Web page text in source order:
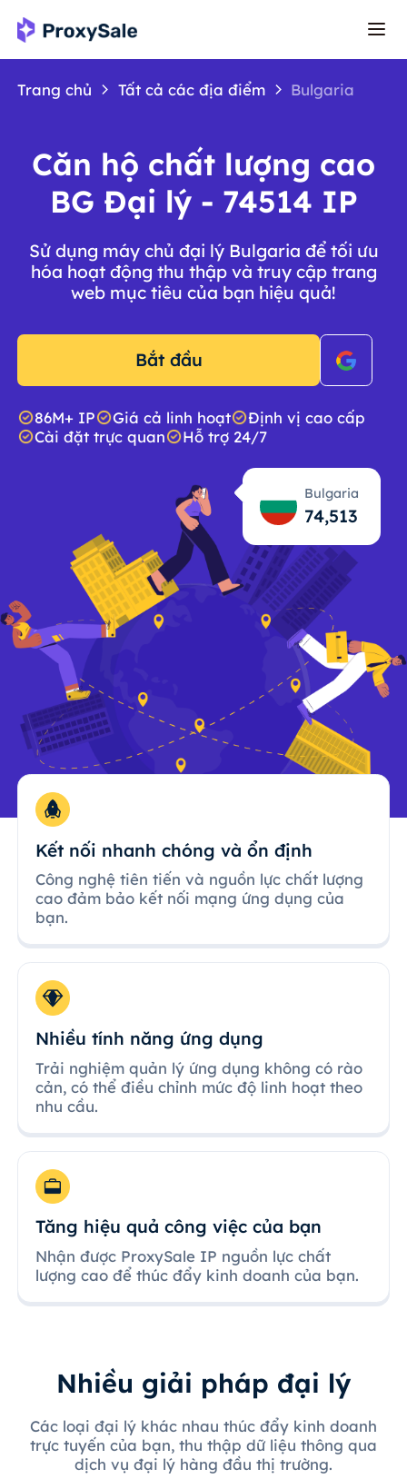
Trang chủ Tất cả các địa điểm Bulgaria
Căn hộ chất lượng cao
BG Đại lý - 74514 IP
Sử dụng máy chủ đại lý Bulgaria để tối ưu
hóa hoạt động thu thập và truy cập trang
web mục tiêu của bạn hiệu quả!
Bắt đầu
86M+ IP Giá cả linh hoạt
Định vị cao cấp
Cài đặt trực quan
Hỗ trợ 24/7
Bulgaria
74,514
Kết nối nhanh chóng và ổn định
Công nghệ tiên tiến và nguồn lực chất lượng
cao đảm bảo kết nối mạng ứng dụng của
bạn.
Nhiều tính năng ứng dụng
Trải nghiệm quản lý ứng dụng không có rào
cản, có thể điều chỉnh mức độ linh hoạt theo
nhu cầu.
Tăng hiệu quả công việc của bạn
Nhận được ProxySale IP nguồn lực chất
lượng cao để thúc đẩy kinh doanh của bạn.
Nhiều giải pháp đại lý
Các loại đại lý khác nhau thúc đẩy kinh doanh
trực tuyến của bạn, thu thập dữ liệu thông qua
dịch vụ đại lý hàng đầu thị trường.